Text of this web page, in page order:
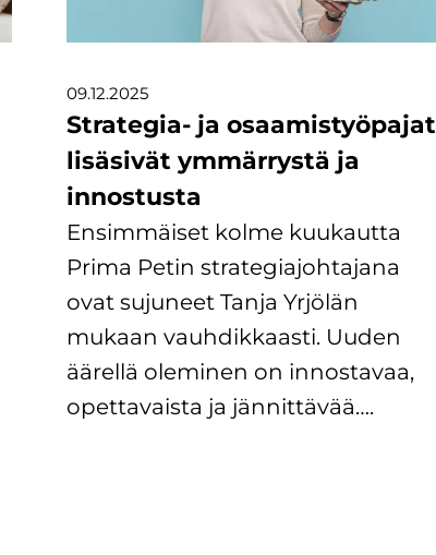
09.12.2025
Strategia- ja osaamistyöpajat
lisäsivät ymmärrystä ja
innostusta
Ensimmäiset kolme kuukautta
Prima Petin strategiajohtajana
ovat sujuneet Tanja Yrjölän
mukaan vauhdikkaasti. Uuden
äärellä oleminen on innostavaa,
opettavaista ja jännittävää….